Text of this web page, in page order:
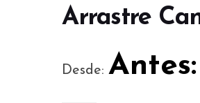
Arrastre
Desde: Antes: